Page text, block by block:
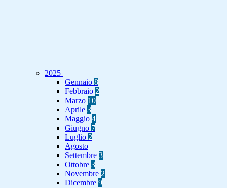
2025
Gennaio 8
Febbraio 2
Marzo 10
Aprile 3
Maggio 4
Giugno 7
Luglio 2
Agosto
Settembre 3
Ottobre 3
Novembre 2
Dicembre 9